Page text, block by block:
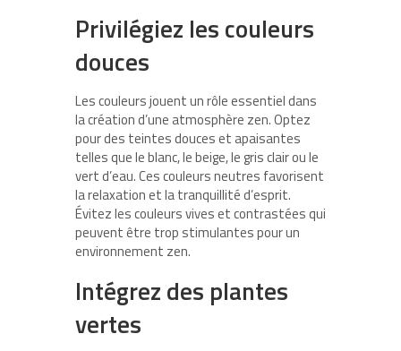
Privilégiez les couleurs
douces
Les couleurs jouent un rôle essentiel dans
la création d’une atmosphère zen. Optez
pour des teintes douces et apaisantes
telles que le blanc, le beige, le gris clair ou le
vert d’eau. Ces couleurs neutres favorisent
la relaxation et la tranquillité d’esprit.
Évitez les couleurs vives et contrastées qui
peuvent être trop stimulantes pour un
environnement zen.
Intégrez des plantes
vertes